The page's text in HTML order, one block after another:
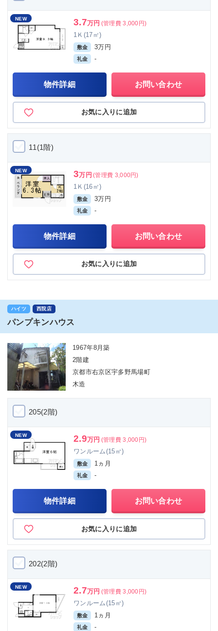
NEW 3.7万円 (管理費 3,000円)
1Ｋ(17㎡)
敷金 3万円
礼金 -
物件詳細 お問い合わせ
お気に入りに追加
11(1階)
NEW 3万円 (管理費 3,000円)
1Ｋ(16㎡)
敷金 3万円
礼金 -
物件詳細 お問い合わせ
お気に入りに追加
ハイツ 西院店
パンプキンハウス
1967年8月築
2階建
京都市右京区宇多野馬場町
木造
205(2階)
NEW 2.9万円 (管理費 3,000円)
ワンルーム(15㎡)
敷金 1ヵ月
礼金 -
物件詳細 お問い合わせ
お気に入りに追加
202(2階)
NEW 2.7万円 (管理費 3,000円)
ワンルーム(15㎡)
敷金 1ヵ月
礼金 -